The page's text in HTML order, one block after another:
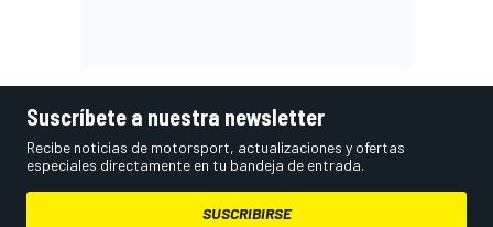
Suscríbete a nuestra newsletter
Recibe noticias de motorsport, actualizaciones y ofertas
especiales directamente en tu bandeja de entrada.
SUSCRIBIRSE